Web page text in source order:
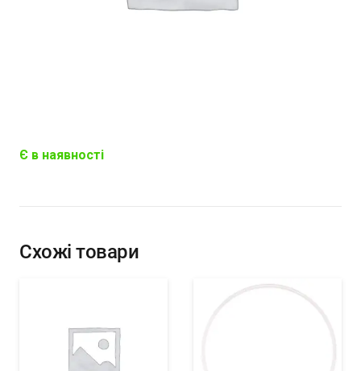
Є в наявності
Схожі товари